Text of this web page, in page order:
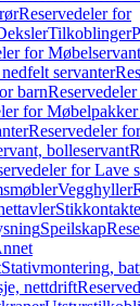
Reservedeler for
Tilkoblinger
for
servanter
barn
for
Reservedeler
bolleservant
for Lave
Vegghyller
Speilskap
Stativmontering,
nettdrift